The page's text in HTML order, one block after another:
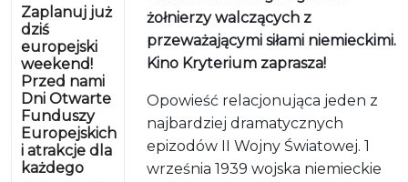
Zaplanuj już
dziś
europejski
weekend!
Przed nami
Dni Otwarte
Funduszy
Europejskich
i atrakcje dla
każdego
żołnierzy walczących z
przeważającymi siłami niemieckimi.
Kino Kryterium zaprasza!
Opowieść relacjonująca jeden z
najbardziej dramatycznych
epizodów II Wojny Światowej. 1
września 1939 wojska niemieckie